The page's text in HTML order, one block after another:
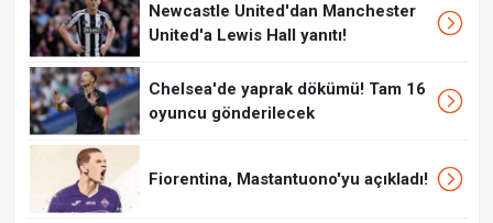
Newcastle United'dan Manchester
United'a Lewis Hall yanıtı!
Chelsea'de yaprak dökümü! Tam 16
oyuncu gönderilecek
Fiorentina, Mastantuono'yu açıkladı!